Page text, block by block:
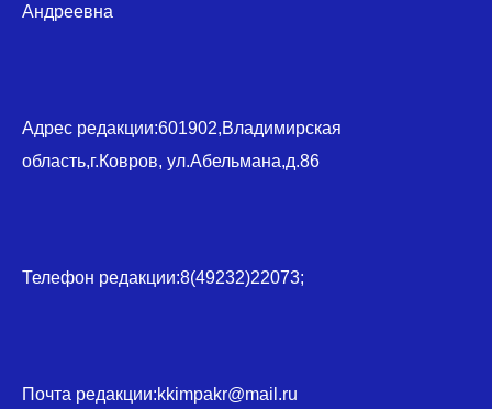
Андреевна
Адрес редакции:601902,Владимирская
область,г.Ковров, ул.Абельмана,д.86
Телефон редакции:8(49232)22073;
Почта редакции:kkimpakr@mail.ru